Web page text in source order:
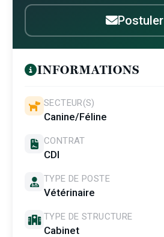
Postuler
INFORMATIONS
SECTEUR(S)
Canine/Féline
CONTRAT
CDI
TYPE DE POSTE
Vétérinaire
TYPE DE STRUCTURE
Cabinet